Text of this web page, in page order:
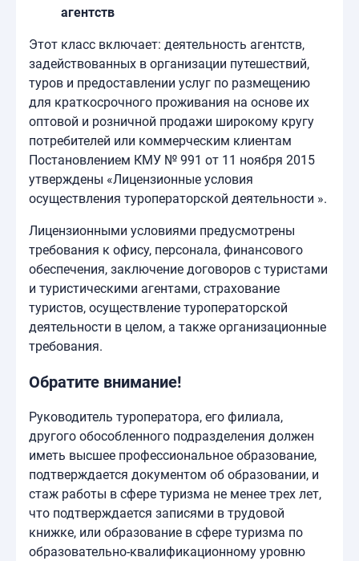
агентств
Этот класс включает: деятельность агентств,
задействованных в организации путешествий,
туров и предоставлении услуг по размещению
для краткосрочного проживания на основе их
оптовой и розничной продажи широкому кругу
потребителей или коммерческим клиентам
Постановлением КМУ № 991 от 11 ноября 2015
утверждены «Лицензионные условия
осуществления туроператорской деятельности ».
Лицензионными условиями предусмотрены
требования к офису, персонала, финансового
обеспечения, заключение договоров с туристами
и туристическими агентами, страхование
туристов, осуществление туроператорской
деятельности в целом, а также организационные
требования.
Обратите внимание!
Руководитель туроператора, его филиала,
другого обособленного подразделения должен
иметь высшее профессиональное образование,
подтверждается документом об образовании, и
стаж работы в сфере туризма не менее трех лет,
что подтверждается записями в трудовой
книжке, или образование в сфере туризма по
образовательно-квалификационному уровню